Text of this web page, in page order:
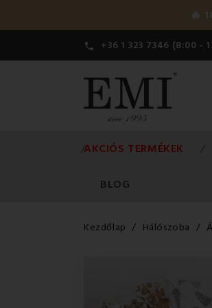
🔥
 +36 1 323 7346 (8:00 -
AKCIÓS TERMÉKEK
BLOG
Kezdőlap Hálószoba